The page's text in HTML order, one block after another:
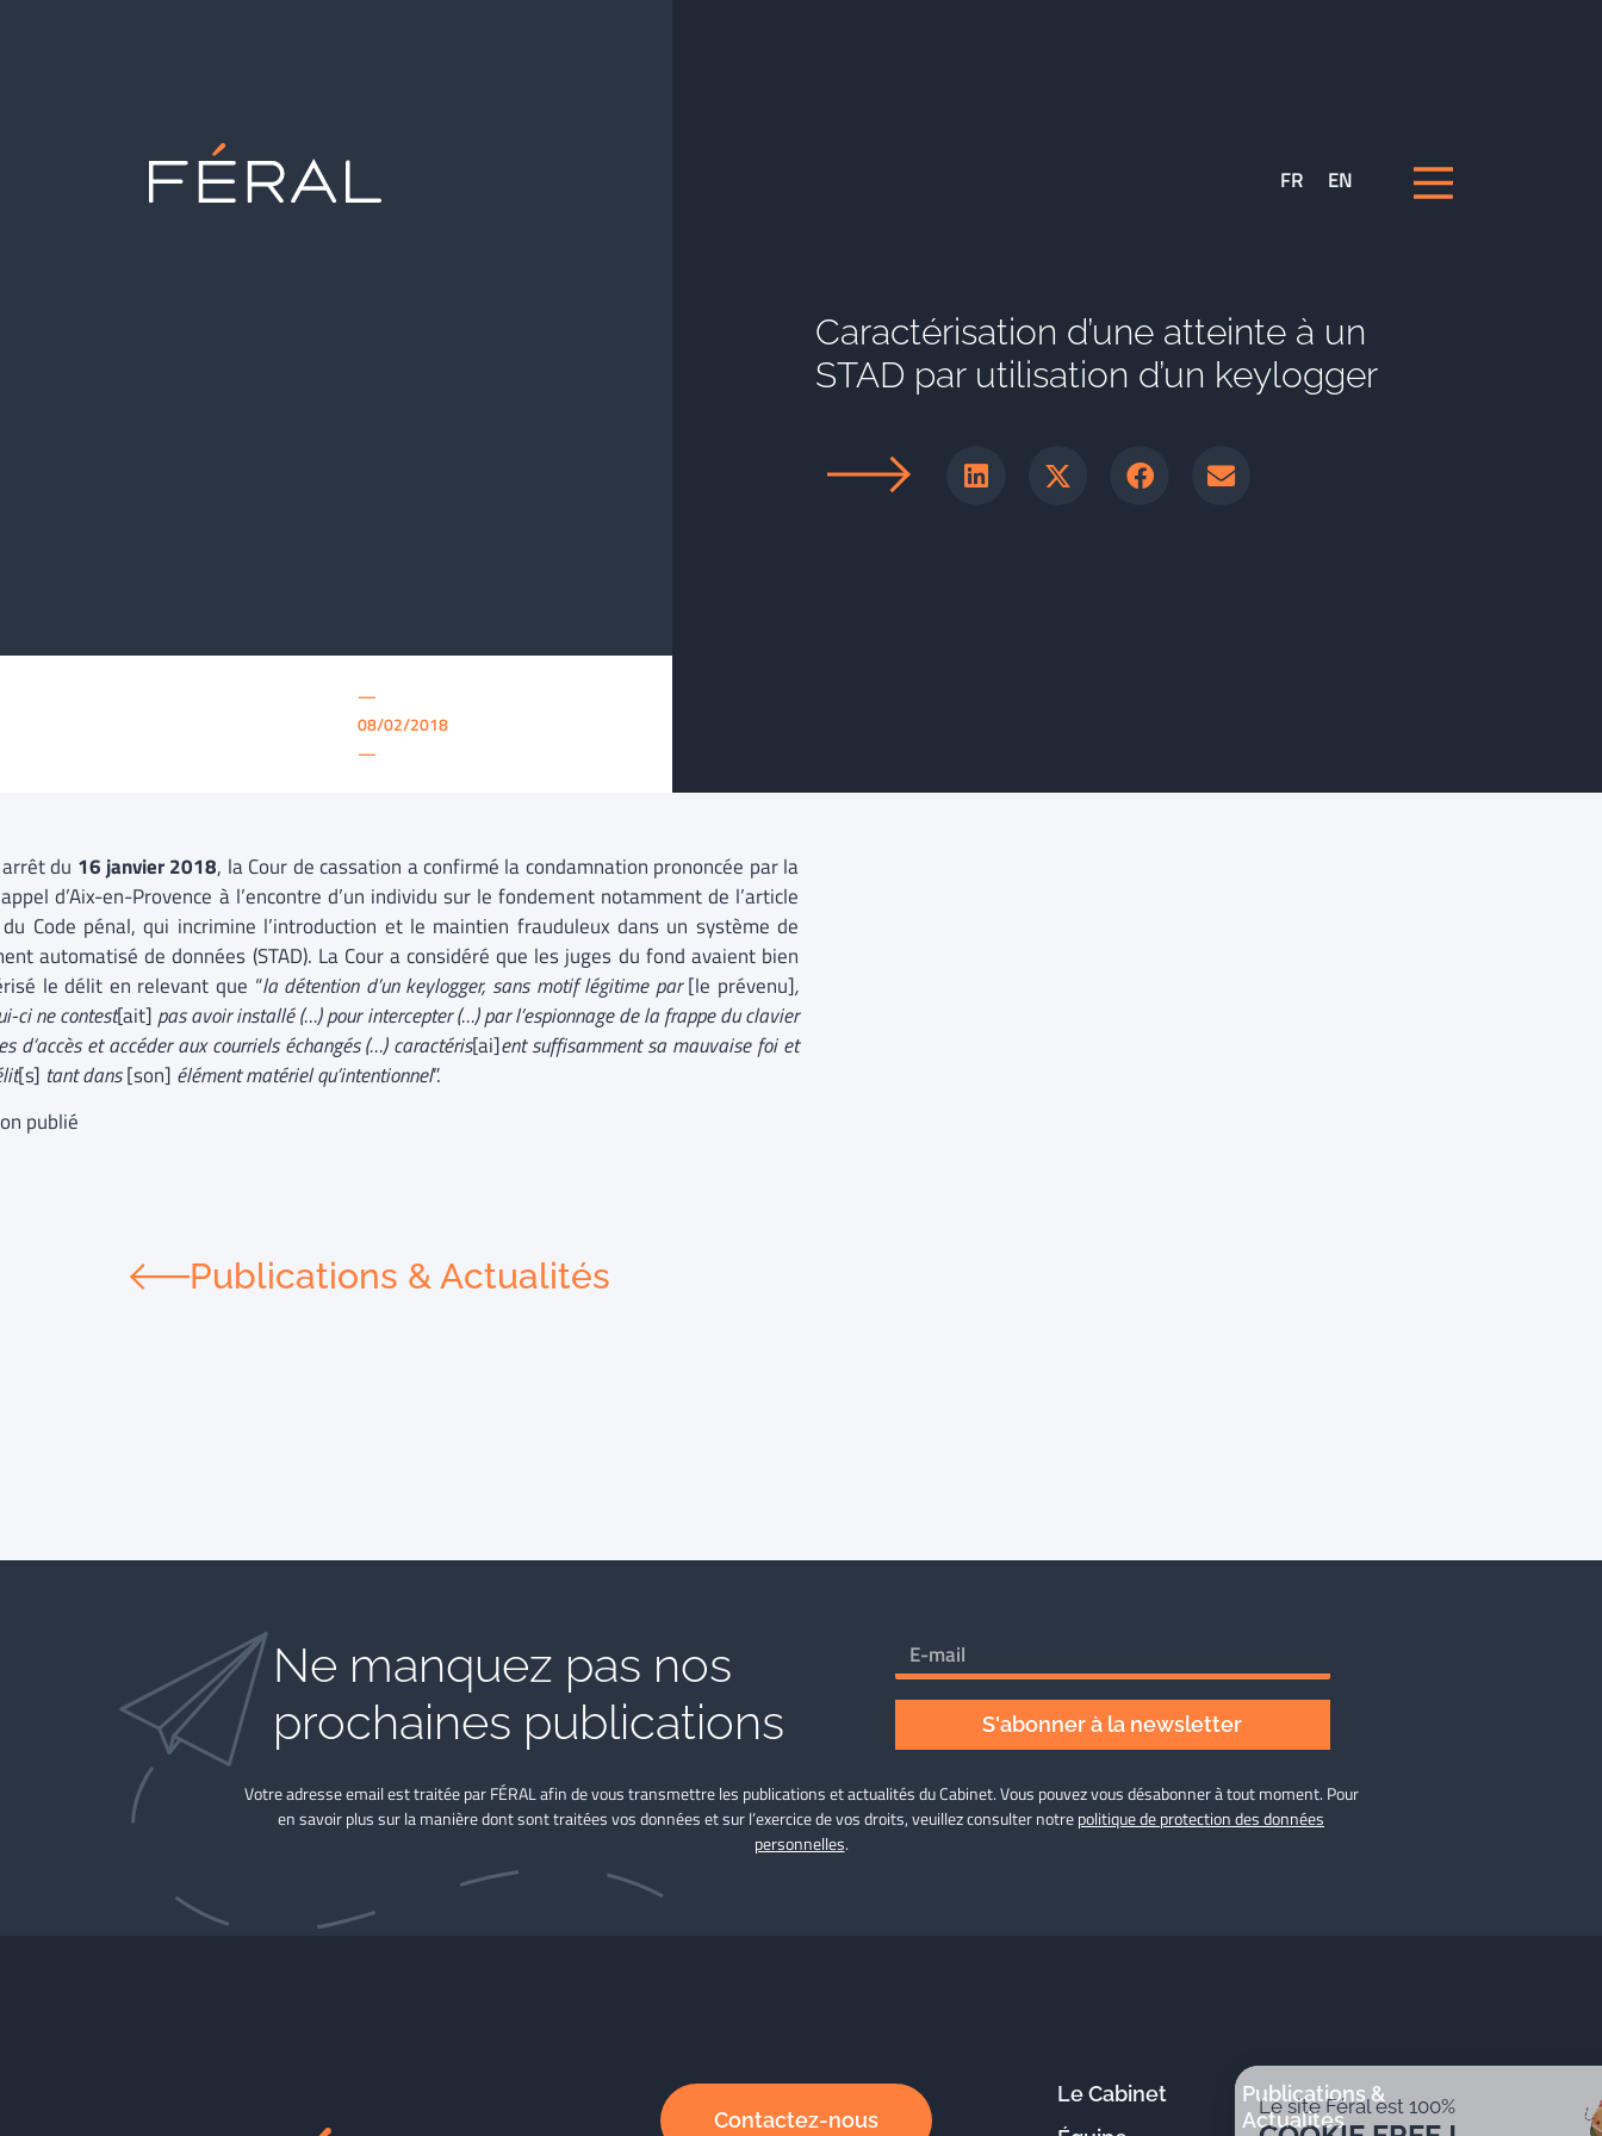
FR EN
—
08/02/2018
—
Caractérisation d’une atteinte à un
STAD par utilisation d’un keylogger
du 16 janvier 2018, la Cour de cassation a confirmé la condamnation prononcée par la
d’Aix-en-Provence à l’encontre d’un individu sur le fondement notamment de l’article
Code pénal, qui incrimine l’introduction et le maintien frauduleux dans un système de
automatisé de données (STAD). La Cour a considéré que les juges du fond avaient bien
le délit en relevant que “la détention d’un keylogger, sans motif légitime par[le prévenu],
ci ne contest[ait] pas avoir installé (…) pour intercepter (…) par l’espionnage de la frappe du clavier
d’accès et accéder aux courriels échangés (…) caractéris[ai]ent suffisamment sa mauvaise foi et
[s] tant dans[son] élément matériel qu’intentionnel”.
publié
Publications & Actualités
Ne manquez pas nos
prochaines publications
S'abonner à la newsletter
Votre adresse email est traitée par FÉRAL afin de vous transmettre les publications et actualités du Cabinet. Vous pouvez vous désabonner à tout moment. Pour
en savoir plus sur la manière dont sont traitées vos données et sur l’exercice de vos droits, veuillez consulter notrepolitique de protection des données
personnelles.
Contactez-nous
Le Cabinet
Publications &
Actualités
Le site Féral est 100%